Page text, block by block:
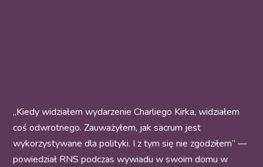
„Kiedy widziałem wydarzenie Charliego Kirka, widziałem
coś odwrotnego. Zauważyłem, jak sacrum jest
wykorzystywane dla polityki. I z tym się nie zgodziłem” —
powiedział RNS podczas wywiadu w swoim domu w